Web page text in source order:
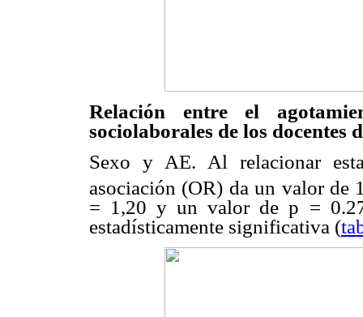
Relación entre el
sociolaborales de los docentes
Sexo y AE. Al relacionar
asociación (OR) da un valor
= 1,20 y un valor de p =
estadísticamente significativa (